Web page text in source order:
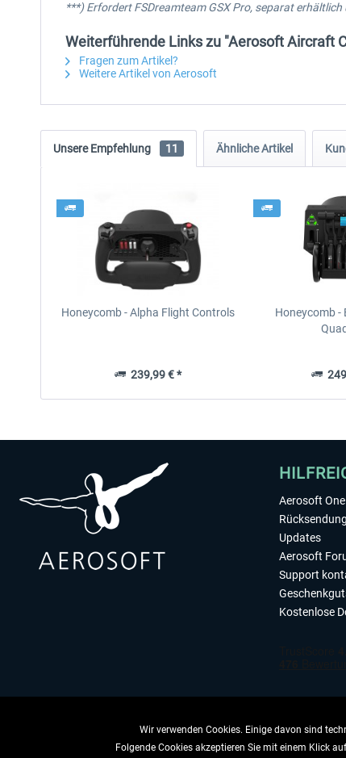
***) Erfordert FSDreamteam GSX Pro, separat erhältlich
Weiterführende Links zu "Aerosoft Aircraft
Fragen zum Artikel?
Weitere Artikel von Aerosoft
Unsere Empfehlung 11 Ähnliche Artikel
Honeycomb - Alpha Flight Controls
239,99 € *
Honeycomb -
Aerosoft One
Updates
Aerosoft
Support
Kostenlose
Wir verwenden Cookies. Einige davon sind
Folgende Cookies akzeptieren Sie mit einem Klick